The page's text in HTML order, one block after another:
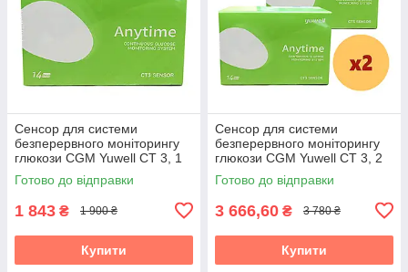
Сенсор для системи
безперервного моніторингу
глюкози CGM Yuwell CT 3, 1
пак.
Готово до відправки
1 843 ₴ 1 900 ₴
Купити
Сенсор для системи
безперервного моніторингу
глюкози CGM Yuwell CT 3, 2
пак.
Готово до відправки
3 666,60 ₴ 3 780 ₴
Купити